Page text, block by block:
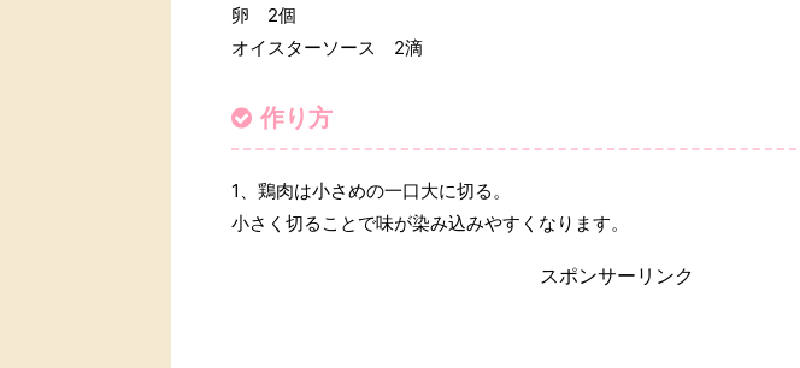
卵 2個
オイスターソース 2滴
作り方
1、鶏肉は小さめの一口大に切る。
小さく切ることで味が染み込みやすくなります。
スポンサーリンク